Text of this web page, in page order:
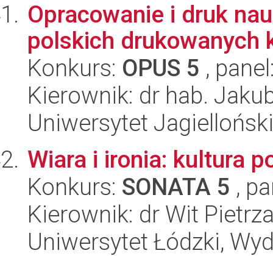
Opracowanie i druk
polskich drukowanych
Konkurs: OPUS 5 ,
Kierownik: dr hab.
Uniwersytet
Wiara i ironia: kultura
Konkurs: SONATA 5 ,
Kierownik: dr Wit
Uniwersytet Łódzki,